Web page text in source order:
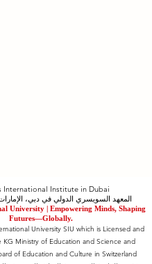
International Institute in Dubai
المعهد السويسري الدولي في دبي، الإمارات
Futures—Globally.
University SIU which is Licensed and